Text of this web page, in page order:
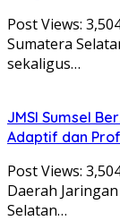
Post Views:
Sumatera
sekaligus…
JMSI Sumsel
Adaptif dan
Post Views:
Daerah
Selatan…